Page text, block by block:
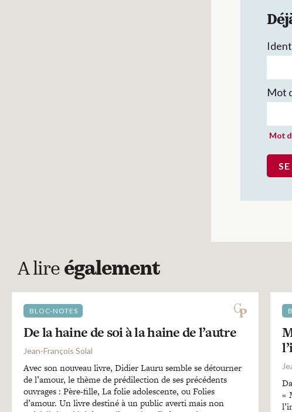
Mot
Mot
A lire également
BLOC-NOTES
De la haine de soi à la haine de l’autre
Jean-François Solal
Avec son nouveau livre, Didier Lauru semble se détourner
de l’amour, le thème de prédilection de ses précédents
ouvrages : Père-fille, La folie adolescente, ou Folies
d’amour. Un livre destiné à un public averti mais non
«